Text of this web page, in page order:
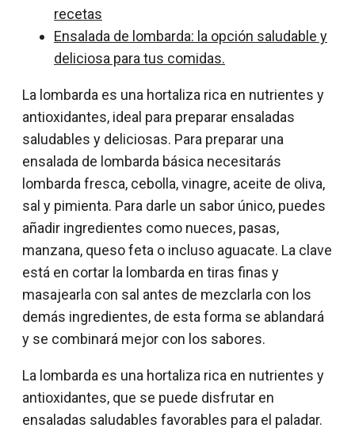
recetas
Ensalada de lombarda: la opción saludable y
deliciosa para tus comidas.
La lombarda es una hortaliza rica en nutrientes y
antioxidantes, ideal para preparar ensaladas
saludables y deliciosas. Para preparar una
ensalada de lombarda básica necesitarás
lombarda fresca, cebolla, vinagre, aceite de oliva,
sal y pimienta. Para darle un sabor único, puedes
añadir ingredientes como nueces, pasas,
manzana, queso feta o incluso aguacate. La clave
está en cortar la lombarda en tiras finas y
masajearla con sal antes de mezclarla con los
demás ingredientes, de esta forma se ablandará
y se combinará mejor con los sabores.
La lombarda es una hortaliza rica en nutrientes y
antioxidantes, que se puede disfrutar en
ensaladas saludables favorables para el paladar.